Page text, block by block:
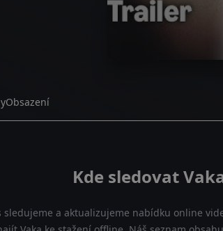
Obsazení
Kde sledovat
sledujeme a aktualizujeme nabídku online